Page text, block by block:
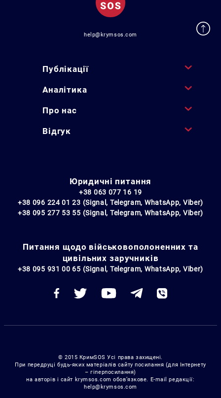
help@krymsos.com
Публікації
Аналітика
Про нас
Відгук
Юридичні питання
+38 063 077 16 19
+38 096 224 01 23 (Signal, Telegram, WhatsApp, Viber)
+38 095 277 53 55 (Signal, Telegram, WhatsApp, Viber)
Питання щодо військовополоненних та
цивільних заручників
+38 095 931 00 65 (Signal, Telegram, WhatsApp, Viber)
© 2015 КримSOS Усі права захищені.
При передруці будь-яких матеріалів сайту посилання (для Інтернету
– гіперпосилання)
на авторів і сайт krymsos.com обов’язкове. E-mail редакції:
help@krymsos.com